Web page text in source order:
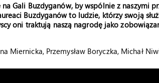
Gali Buzdyganów, by wspólnie z naszymi
Buzdyganów to ludzie, którzy swoją
oni traktują naszą nagrodę jako
Miernicka, Przemysław Boryczka, Michał